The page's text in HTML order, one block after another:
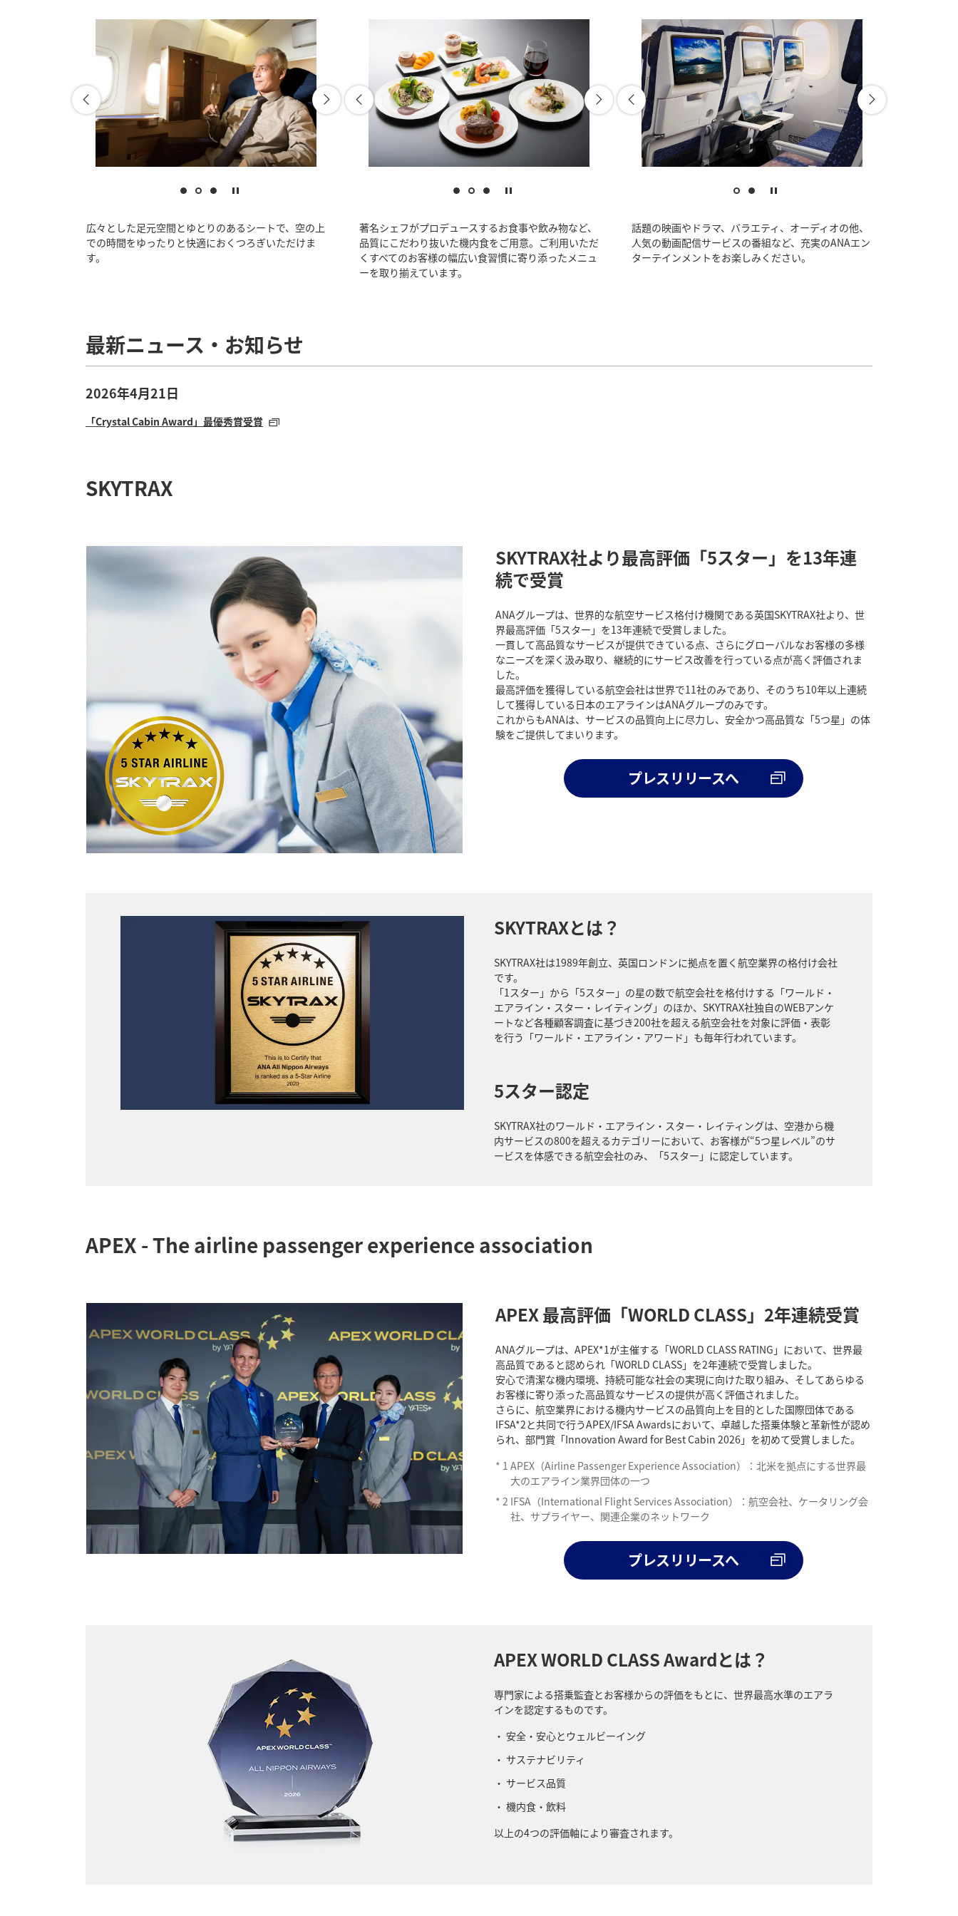
広々とした足元空間とゆとりのあるシートで、空の上
での時間をゆったりと快適におくつろぎいただけま
す。
著名シェフがプロデュースするお食事や飲み物など、
品質にこだわり抜いた機内食をご用意。ご利用いただ
くすべてのお客様の幅広い食習慣に寄り添ったメニュ
ーを取り揃えています。
話題の映画やドラマ、バラエティ、オーディオの他、
人気の動画配信サービスの番組など、充実のANAエン
ターテインメントをお楽しみください。
最新ニュース・お知らせ
2026年4月21日
「Crystal Cabin Award」最優秀賞受賞
SKYTRAX
SKYTRAX社より最高評価「5スター」を13年連
続で受賞
ANAグループは、世界的な航空サービス格付け機関である英国SKYTRAX社より、世
界最高評価「5スター」を13年連続で受賞しました。
一貫して高品質なサービスが提供できている点、さらにグローバルなお客様の多様
なニーズを深く汲み取り、継続的にサービス改善を行っている点が高く評価されま
した。
最高評価を獲得している航空会社は世界で11社のみであり、そのうち10年以上連続
して獲得している日本のエアラインはANAグループのみです。
これからもANAは、サービスの品質向上に尽力し、安全かつ高品質な「5つ星」の体
験をご提供してまいります。
プレスリリースへ
SKYTRAXとは？
SKYTRAX社は1989年創立、英国ロンドンに拠点を置く航空業界の格付け会社
です。
「1スター」から「5スター」の星の数で航空会社を格付けする「ワールド・
エアライン・スター・レイティング」のほか、SKYTRAX社独自のWEBアンケ
ートなど各種顧客調査に基づき200社を超える航空会社を対象に評価・表彰
を行う「ワールド・エアライン・アワード」も毎年行われています。
5スター認定
SKYTRAX社のワールド・エアライン・スター・レイティングは、空港から機
内サービスの800を超えるカテゴリーにおいて、お客様が“5つ星レベル”のサ
ービスを体感できる航空会社のみ、「5スター」に認定しています。
APEX - The airline passenger experience association
APEX 最高評価「WORLD CLASS」2年連続受賞
ANAグループは、APEX*1が主催する「WORLD CLASS RATING」において、世界最
高品質であると認められ「WORLD CLASS」を2年連続で受賞しました。
安心で清潔な機内環境、持続可能な社会の実現に向けた取り組み、そしてあらゆる
お客様に寄り添った高品質なサービスの提供が高く評価されました。
さらに、航空業界における機内サービスの品質向上を目的とした国際団体である
IFSA*2と共同で行うAPEX/IFSA Awardsにおいて、卓越した搭乗体験と革新性が認め
られ、部門賞「Innovation Award for Best Cabin 2026」を初めて受賞しました。
* 1 APEX（Airline Passenger Experience Association）：北米を拠点にする世界最
大のエアライン業界団体の一つ
* 2 IFSA（International Flight Services Association）：航空会社、ケータリング会
社、サプライヤー、関連企業のネットワーク
プレスリリースへ
APEX WORLD CLASS Awardとは？
専門家による搭乗監査とお客様からの評価をもとに、世界最高水準のエアラ
インを認定するものです。
安全・安心とウェルビーイング
サステナビリティ
サービス品質
機内食・飲料
以上の4つの評価軸により審査されます。